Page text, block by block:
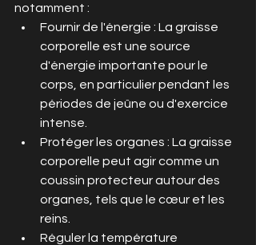
notamment :
Fournir de l'énergie : La graisse
corporelle est une source
d'énergie importante pour le
corps, en particulier pendant les
périodes de jeûne ou d'exercice
intense.
Protéger les organes : La graisse
corporelle peut agir comme un
coussin protecteur autour des
organes, tels que le cœur et les
reins.
Réguler la température